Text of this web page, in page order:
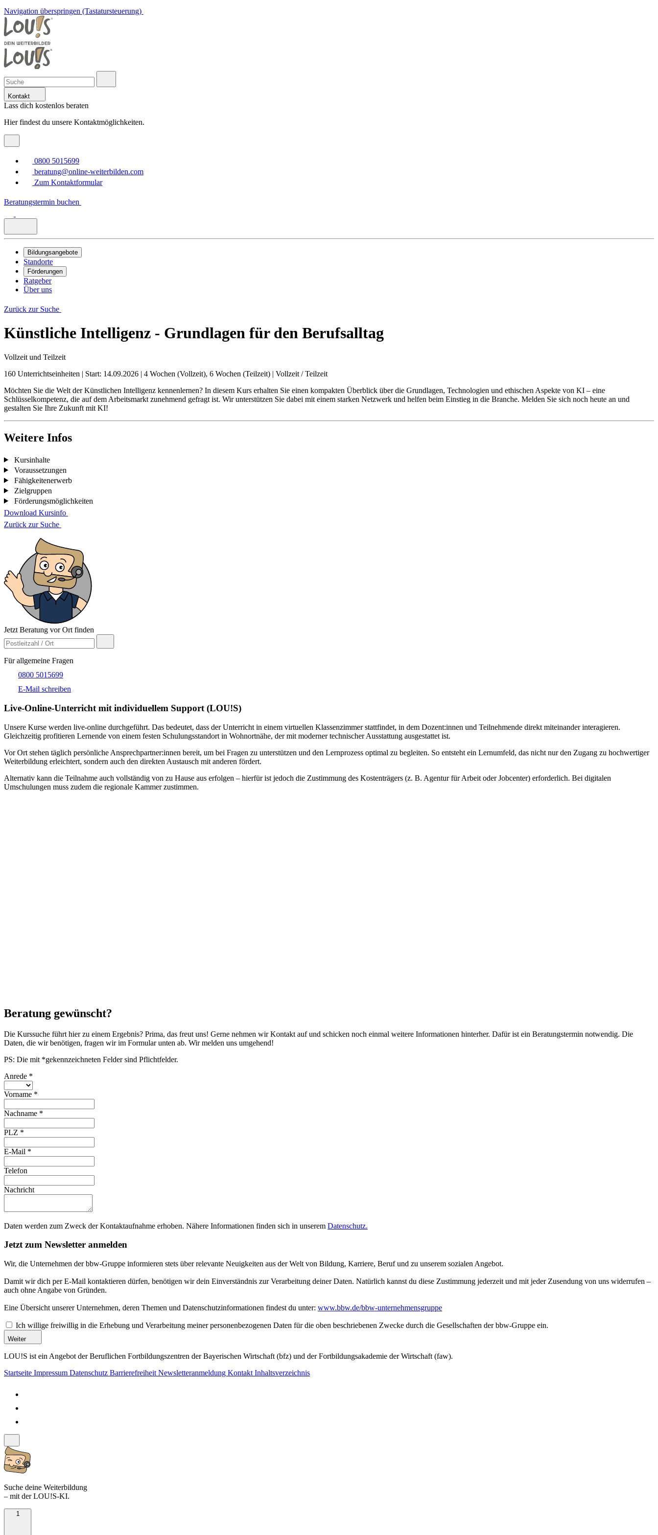
Navigation überspringen (Tastatursteuerung)
Kontakt
Lass dich kostenlos beraten
Hier findest du unsere Kontaktmöglichkeiten.
0800 5015699
beratung@online-weiterbilden.com
Zum Kontaktformular
Beratungstermin buchen
Bildungsangebote
Standorte
Förderungen
Ratgeber
Über uns
Zurück zur Suche
Künstliche Intelligenz - Grundlagen für den Berufsalltag
Vollzeit und Teilzeit
160 Unterrichtseinheiten | Start: 14.09.2026 | 4 Wochen (Vollzeit), 6 Wochen (Teilzeit) | Vollzeit / Teilzeit
Möchten Sie die Welt der Künstlichen Intelligenz kennenlernen? In diesem Kurs erhalten Sie einen kompakten Überblick über die Grundlagen, Technologien und ethischen Aspekte von KI – eine
Schlüsselkompetenz, die auf dem Arbeitsmarkt zunehmend gefragt ist. Wir unterstützen Sie dabei mit einem starken Netzwerk und helfen beim Einstieg in die Branche. Melden Sie sich noch heute an und
gestalten Sie Ihre Zukunft mit KI!
Weitere Infos
Kursinhalte
Voraussetzungen
Fähigkeitenerwerb
Zielgruppen
Förderungsmöglichkeiten
Download Kursinfo
Zurück zur Suche
Jetzt Beratung vor Ort finden
Für allgemeine Fragen
0800 5015699
E-Mail schreiben
Live-​Online-Unterricht mit individuellem Support (LOU!S)
Unsere Kurse werden live-online durchgeführt. Das bedeutet, dass der Unterricht in einem virtuellen Klassenzimmer stattfindet, in dem Dozent:innen und Teilnehmende direkt miteinander interagieren.
Gleichzeitig profitieren Lernende von einem festen Schulungsstandort in Wohnortnähe, der mit moderner technischer Ausstattung ausgestattet ist.
Vor Ort stehen täglich persönliche Ansprechpartner:innen bereit, um bei Fragen zu unterstützen und den Lernprozess optimal zu begleiten. So entsteht ein Lernumfeld, das nicht nur den Zugang zu hochwertiger
Weiterbildung erleichtert, sondern auch den direkten Austausch mit anderen fördert.
Alternativ kann die Teilnahme auch vollständig von zu Hause aus erfolgen – hierfür ist jedoch die Zustimmung des Kostenträgers (z. B. Agentur für Arbeit oder Jobcenter) erforderlich. Bei digitalen
Umschulungen muss zudem die regionale Kammer zustimmen.
Beratung gewünscht?
Die Kurssuche führt hier zu einem Ergebnis? Prima, das freut uns! Gerne nehmen wir Kontakt auf und schicken noch einmal weitere Informationen hinterher. Dafür ist ein Beratungstermin notwendig. Die
Daten, die wir benötigen, fragen wir im Formular unten ab. Wir melden uns umgehend!
PS: Die mit *gekennzeichneten Felder sind Pflichtfelder.
Anrede *
Vorname *
Nachname *
PLZ *
E-Mail *
Telefon
Nachricht
Daten werden zum Zweck der Kontaktaufnahme erhoben. Nähere Informationen finden sich in unserem Datenschutz.
Jetzt zum Newsletter anmelden
Wir, die Unternehmen der bbw-Gruppe informieren stets über relevante Neuigkeiten aus der Welt von Bildung, Karriere, Beruf und zu unserem sozialen Angebot.
Damit wir dich per E-Mail kontaktieren dürfen, benötigen wir dein Einverständnis zur Verarbeitung deiner Daten. Natürlich kannst du diese Zustimmung jederzeit und mit jeder Zusendung von uns widerrufen –
auch ohne Angabe von Gründen.
Eine Übersicht unserer Unternehmen, deren Themen und Datenschutzinformationen findest du unter: www.bbw.de/bbw-unternehmensgruppe
Ich willige freiwillig in die Erhebung und Verarbeitung meiner personenbezogenen Daten für die oben beschriebenen Zwecke durch die Gesellschaften der bbw-Gruppe ein.
Weiter
LOU!S ist ein Angebot der Beruflichen Fortbildungszentren der Bayerischen Wirtschaft (bfz) und der Fortbildungsakademie der Wirtschaft (faw).
Startseite Impressum Datenschutz Barrierefreiheit Newsletteranmeldung Kontakt Inhaltsverzeichnis
Suche deine Weiterbildung
– mit der LOU!S-KI.
1